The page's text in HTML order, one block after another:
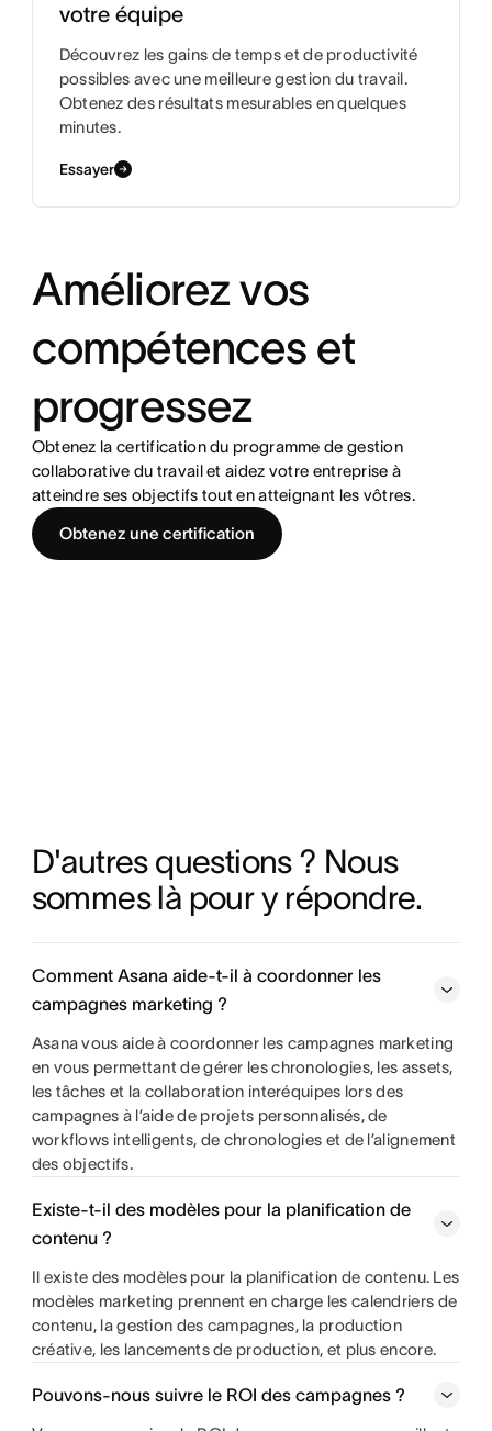
votre équipe
Découvrez les gains de temps et de productivité
possibles avec une meilleure gestion du travail.
Obtenez des résultats mesurables en quelques
minutes.
Essayer
Améliorez vos
compétences et
progressez
Obtenez la certification du programme de gestion
collaborative du travail et aidez votre entreprise à
atteindre ses objectifs tout en atteignant les vôtres.
Obtenez une certification
D'autres questions ? Nous
sommes là pour y répondre.
Comment Asana aide-t-il à coordonner les
campagnes marketing ?
Asana vous aide à coordonner les campagnes marketing
en vous permettant de gérer les chronologies, les assets,
les tâches et la collaboration interéquipes lors des
campagnes à l’aide de projets personnalisés, de
workflows intelligents, de chronologies et de l’alignement
des objectifs.
Existe-t-il des modèles pour la planification de
contenu ?
Il existe des modèles pour la planification de contenu. Les
modèles marketing prennent en charge les calendriers de
contenu, la gestion des campagnes, la production
créative, les lancements de production, et plus encore.
Pouvons-nous suivre le ROI des campagnes ?